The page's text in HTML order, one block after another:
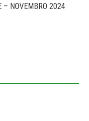
– NOVEMBRO 2024